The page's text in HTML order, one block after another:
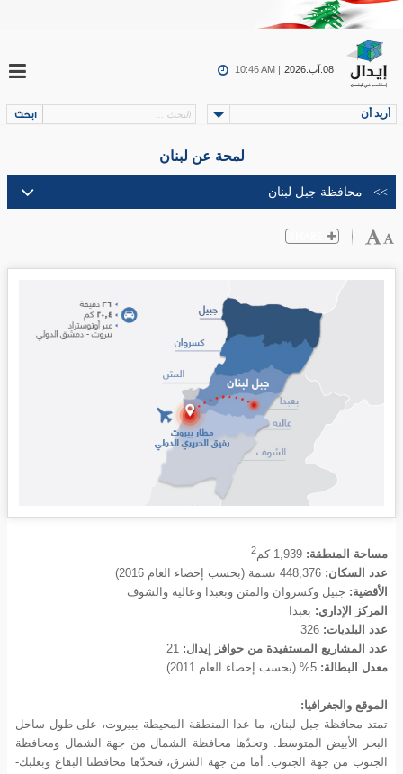
08.آب.2026 10:46 AM |
أريد أن
لمحة عن لبنان
مساحة المنطقة: 1,939 كم2
عدد السكان: 448,376 نسمة (بحسب إحصاء العام 2016)
الأقضية: جبيل وكسروان والمتن وبعبدا وعاليه والشوف
المركز الإداري: بعبدا
عدد البلديات:
عدد المشاريع المستفيدة من حوافز إيدال:
معدل البطالة:
الموقع والجغرافيا:
تمتد محافظة جبل لبنان، ما عدا المنطقة المحيطة ببيروت، على طول ساحل
البحر الأبيض المتوسط. وتحدّها محافظة الشمال من جهة الشمال ومحافظة
الجنوب من جهة الجنوب. أما من جهة الشرق، فتحدّها محافظتا البقاع وبعلبك-